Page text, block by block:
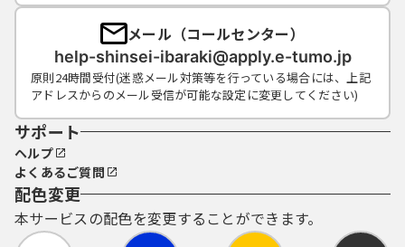
メール（コールセンター）
help-shinsei-ibaraki@apply.e-tumo.jp
原則24時間受付(迷惑メール対策等を行っている場合には、上記
アドレスからのメール受信が可能な設定に変更してください)
サポート
ヘルプ
よくあるご質問
配色変更
本サービスの配色を変更することができます。